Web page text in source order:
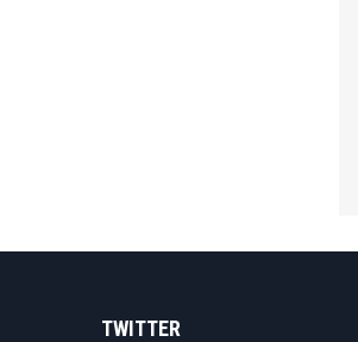
TWITTER